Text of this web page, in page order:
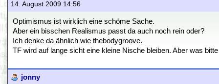
14. August 2009 14:56
Optimismus ist wirklich eine schöme Sache.
Aber ein bisschen Realismus passt da auch noch rein oder?
Ich denke da ähnlich wie thebodygroove.
TF wird auf lange sicht eine kleine Nische bleiben. Aber was
jonny